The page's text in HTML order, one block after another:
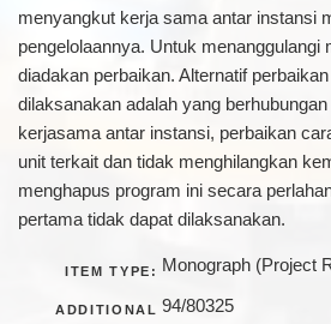
menyangkut kerja sama antar instansi
pengelolaannya. Untuk menanggulangi
diadakan perbaikan. Alternatif
dilaksanakan adalah yang
kerjasama antar instansi, perbaikan
unit terkait dan tidak menghilangkan
menghapus program ini secara
pertama tidak dapat dilaksanakan.
ITEM TYPE: Monograph (Project
ADDITIONAL 94/80325